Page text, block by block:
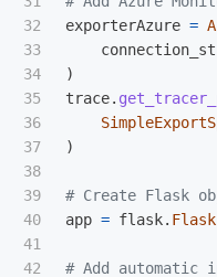
32
33
34
35
36
37
38
39
40
41
42
exporterAzure =
)
trace.
)
app = flask. Flask